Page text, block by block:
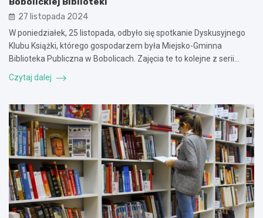
27 listopada 2024
W poniedziałek, 25 listopada, odbyło się spotkanie Dyskusyjnego
Klubu Książki, którego gospodarzem była Miejsko-Gminna
Biblioteka Publiczna w Bobolicach. Zajęcia te to kolejne z serii…
Czytaj dalej